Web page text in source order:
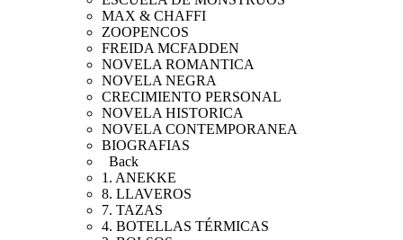
MAX & CHAFFI
ZOOPENCOS
FREIDA MCFADDEN
NOVELA ROMANTICA
NOVELA NEGRA
CRECIMIENTO PERSONAL
NOVELA HISTORICA
NOVELA CONTEMPORANEA
BIOGRAFIAS
Back
1. ANEKKE
8. LLAVEROS
7. TAZAS
4. BOTELLAS TÉRMICAS